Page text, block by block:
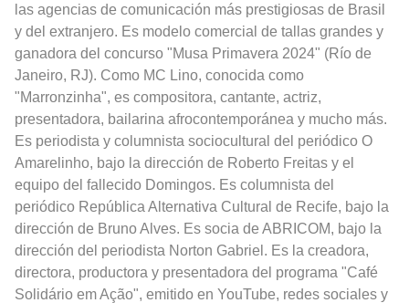
las agencias de comunicación más prestigiosas de Brasil
y del extranjero. Es modelo comercial de tallas grandes y
ganadora del concurso "Musa Primavera 2024" (Río de
Janeiro, RJ). Como MC Lino, conocida como
"Marronzinha", es compositora, cantante, actriz,
presentadora, bailarina afrocontemporánea y mucho más.
Es periodista y columnista sociocultural del periódico O
Amarelinho, bajo la dirección de Roberto Freitas y el
equipo del fallecido Domingos. Es columnista del
periódico República Alternativa Cultural de Recife, bajo la
dirección de Bruno Alves. Es socia de ABRICOM, bajo la
dirección del periodista Norton Gabriel. Es la creadora,
directora, productora y presentadora del programa "Café
Solidário em Ação", emitido en YouTube, redes sociales y